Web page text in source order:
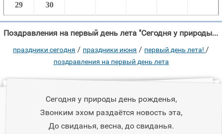
29 30
Поздравления на первый день лета "Сегодня у природы день рожденья, Звонким эхом раздаётся новость эта, До"
праздники сегодня / праздники июня / первый день лета! /
поздравления на первый день лета
Сегодня у природы день рожденья,
Звонким эхом раздаётся новость эта,
До свиданья, весна, до свиданья.